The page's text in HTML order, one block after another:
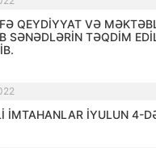
QEYDİYYAT VƏ
SƏNƏDLƏRİN TƏQDİM
İMTAHANLAR İYULUN 4-